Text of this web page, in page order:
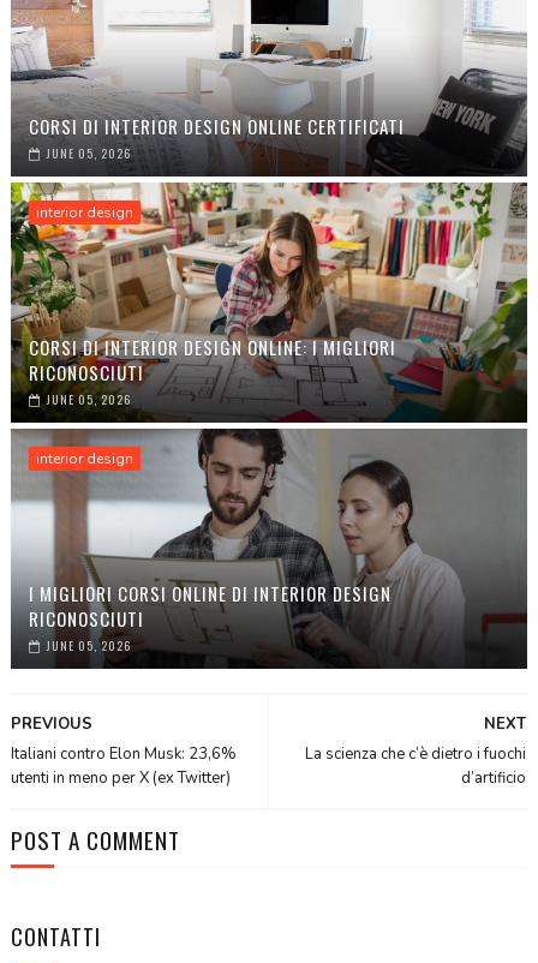
CORSI DI INTERIOR DESIGN ONLINE CERTIFICATI
JUNE 05, 2026
interior design
CORSI DI INTERIOR DESIGN ONLINE: I MIGLIORI
RICONOSCIUTI
JUNE 05, 2026
interior design
I MIGLIORI CORSI ONLINE DI INTERIOR DESIGN
RICONOSCIUTI
JUNE 05, 2026
NEXT
La scienza che c’è dietro i fuochi
d’artificio
PREVIOUS
Italiani contro Elon Musk: 23,6%
utenti in meno per X (ex Twitter)
POST A COMMENT
CONTATTI